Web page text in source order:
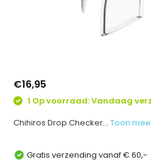
€16,95
1 Op voorraad: Vandaag
Chihiros Drop Checker...Toon
Gratis verzending vanaf € 60,-